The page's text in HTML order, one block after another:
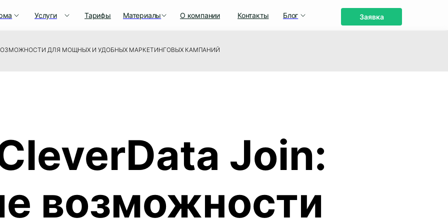
Заявка
Контакты
Услуги Тарифы Блог
Материалы О компании
ВОЗМОЖНОСТИ ДЛЯ МОЩНЫХ И УДОБНЫХ МАРКЕТИНГОВЫХ КАМПАНИЙ
Join:
возможности